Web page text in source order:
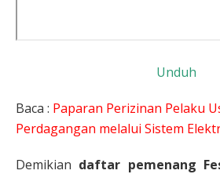
Unduh
Baca : Paparan Perizinan Pelaku
Perdagangan melalui Sistem
Demikian daftar pemenang